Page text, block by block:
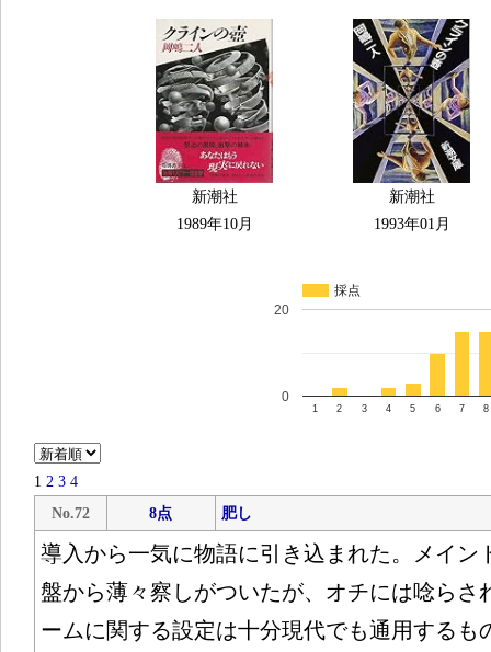
新潮社
1989年10月
新潮社
1993年01月
採点
1 2 3 4 5 6 7 8
0
20
1 2 3 4
No.72
8点 肥し
導入から一気に物語に引き込まれた。メイン
盤から薄々察しがついたが、オチには唸らさ
ームに関する設定は十分現代でも通用するも